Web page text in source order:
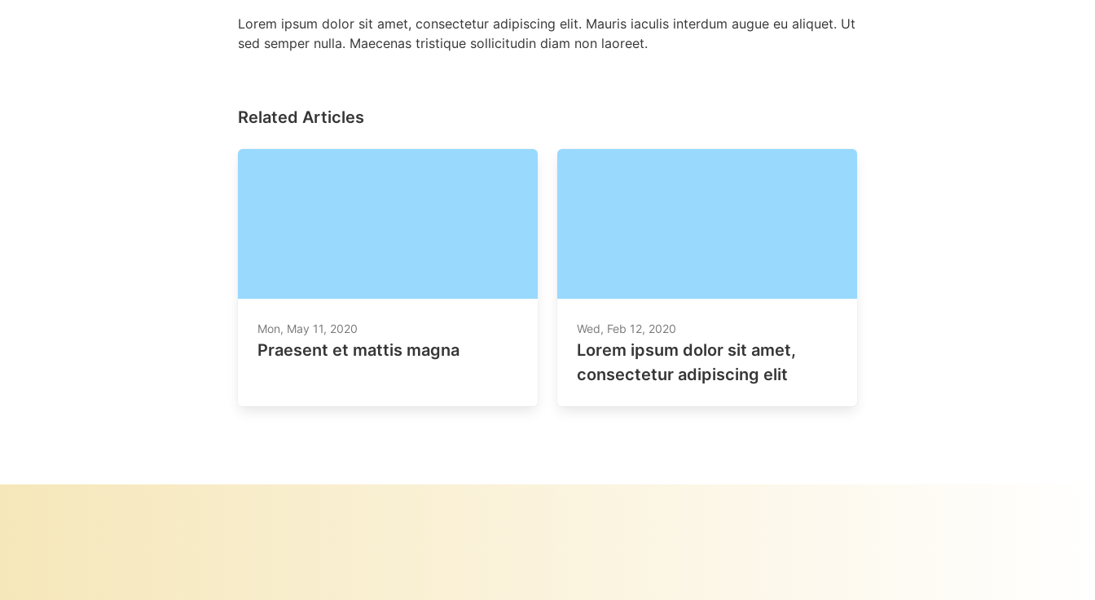
Lorem ipsum dolor sit amet, consectetur adipiscing elit. Mauris iaculis interdum augue eu aliquet. Ut
sed semper nulla. Maecenas tristique sollicitudin diam non laoreet.
Related Articles
Mon, May 11, 2020
Praesent et mattis magna
Wed, Feb 12, 2020
Lorem ipsum dolor sit amet,
consectetur adipiscing elit